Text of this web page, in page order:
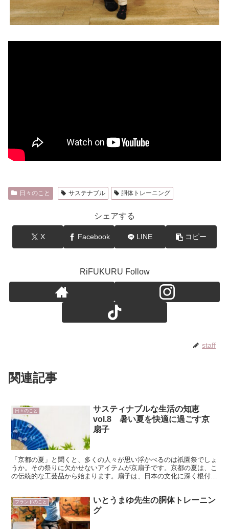
日々のこと サステナブル 胴体トレーニング
シェアする
X Facebook LINE コピー
RiFUKURU Follow
staff
関連記事
日々のこと
サスティナブルな生活の知恵
vol.8 暑い夏を快適に過ごす京
扇子
「京都の夏」と聞くと、多くの人々が思い浮かべるのは祇園祭でしょ
うか。その祭りに欠かせないアイテムが京扇子です。京都の夏は、こ
の伝統的な工芸品から始まります。扇子は、日本の文化に深く根付い
ブランドのこと
いとうまゆ先生の胴体トレーニン
グ